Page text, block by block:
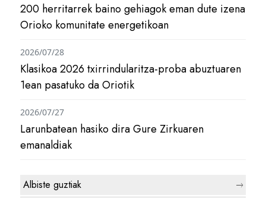
200 herritarrek baino gehiagok eman dute izena
Orioko komunitate energetikoan
Klasikoa 2026 txirrindularitza-proba abuztuaren
1ean pasatuko da Oriotik
2026/07/28
Larunbatean hasiko dira Gure Zirkuaren
emanaldiak
2026/07/27
Albiste guztiak